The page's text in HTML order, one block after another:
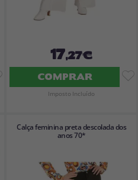
17,27€
COMPRAR
Imposto Incluído
Calça feminina preta descolada dos
anos 70*